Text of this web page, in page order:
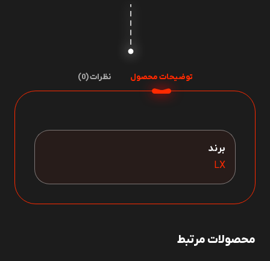
توضیحات محصول نظرات (0)
برند
LX
محصولات مرتبط